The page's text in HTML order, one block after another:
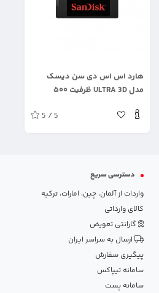
هارد اس اس دی سن دیسک
مدل ULTRA 3D ظرفیت ۵۰۰
5 / 5
دسترسی سریع
واردات از آلمان، چین، امارات، ترکیه
کالای وارداتی
گارانتی تعویض
ارسال به سراسر ایران
پیگیری سفارش
سامانه تیپاکس
سامانه پست